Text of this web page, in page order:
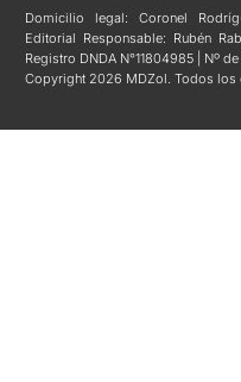
Domicilio legal: Coronel
Editorial Responsable: Rubén
Registro DNDA N°11804985 | Nº
Copyright 2026 MDZol. Todos los